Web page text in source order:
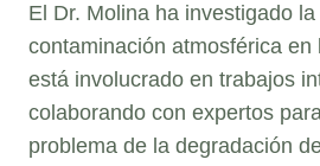
El Dr. Molina ha investigado
contaminación atmosférica en
está involucrado en trabajos
colaborando con expertos
problema de la degradación